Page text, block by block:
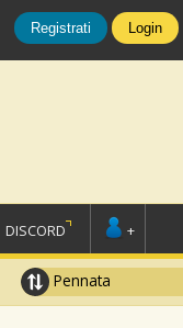
Registrati Login
DISCORD +
Pennata